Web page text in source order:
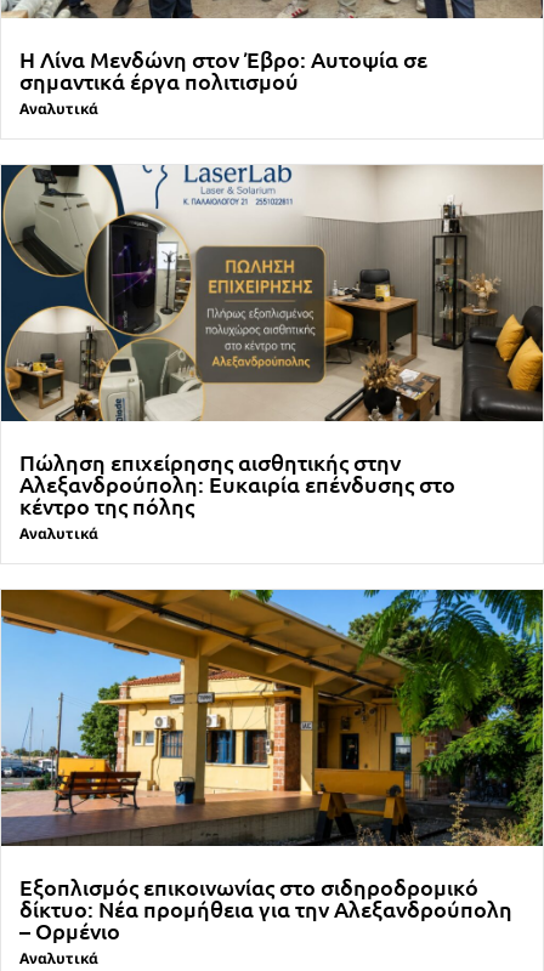
Η Λίνα Μενδώνη στον Έβρο: Αυτοψία σε
σημαντικά έργα πολιτισμού
Αναλυτικά
Πώληση επιχείρησης αισθητικής στην
Αλεξανδρούπολη: Ευκαιρία επένδυσης στο
κέντρο της πόλης
Αναλυτικά
Εξοπλισμός επικοινωνίας στο σιδηροδρομικό
δίκτυο: Νέα προμήθεια για την Αλεξανδρούπολη
– Ορμένιο
Αναλυτικά